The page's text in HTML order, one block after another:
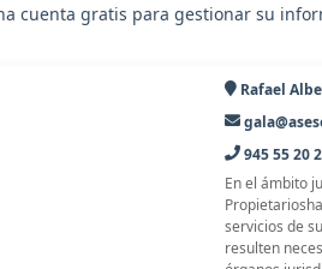
cuenta gratis para gestionar su
Rafael
945 55 20
En el ámbito
servicios de
resulten